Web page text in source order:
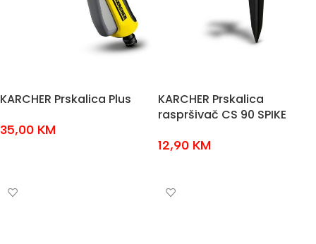
KARCHER Prskalica Plus
35,00 KM
KARCHER Prskalica
raspršivač CS 90 SPIKE
12,90 KM